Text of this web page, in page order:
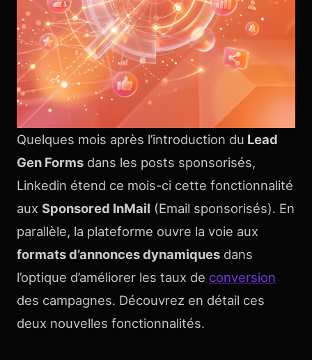
Quelques mois après l’introduction du Lead
Gen Forms dans les posts sponsorisés,
Linkedin étend ce mois-ci cette fonctionnalité
aux Sponsored InMail (Email sponsorisés). En
parallèle, la plateforme ouvre la voie aux
formats d’annonces dynamiques dans
l’optique d’améliorer les taux de conversion
des campagnes. Découvrez en détail ces
deux nouvelles fonctionnalités.